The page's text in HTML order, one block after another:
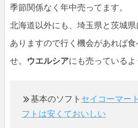
季節関係なく年中売ってます。
北海道以外にも、埼玉県と茨城
ありますので行く機会があれば
せ。
ウエルシアにも売っているよ
基本のソフト セイコーマー
フトは安くておいしい